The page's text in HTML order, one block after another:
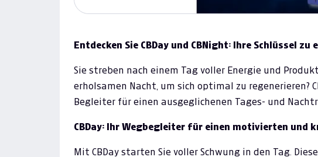
Entdecken Sie CBDay und CBNight: Ihre Schlüssel
Sie streben nach einem Tag voller Energie und
erholsamen Nacht, um sich optimal zu regenerieren?
Begleiter für einen ausgeglichenen Tages- und
CBDay: Ihr Wegbegleiter für einen motivierten und
Mit CBDay starten Sie voller Schwung in den Tag.